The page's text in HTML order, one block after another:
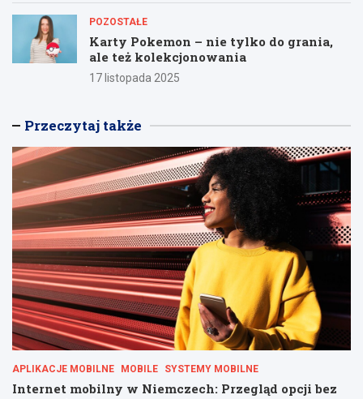
POZOSTAŁE
Karty Pokemon – nie tylko do grania,
ale też kolekcjonowania
17 listopada 2025
Przeczytaj także
APLIKACJE MOBILNE MOBILE SYSTEMY MOBILNE
Internet mobilny w Niemczech: Przegląd opcji bez